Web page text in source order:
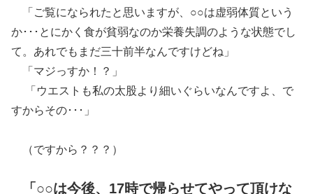
「ご覧になられたと思いますが、○○は虚弱体質という
か･･･とにかく食が貧弱なのか栄養失調のような状態でし
て。あれでもまだ三十前半なんですけどね」
「マジっすか！？」
「ウエストも私の太股より細いぐらいなんですよ、で
すからその･･･」
（ですから？？？）
「○○は今後、17時で帰らせてやって頂けな